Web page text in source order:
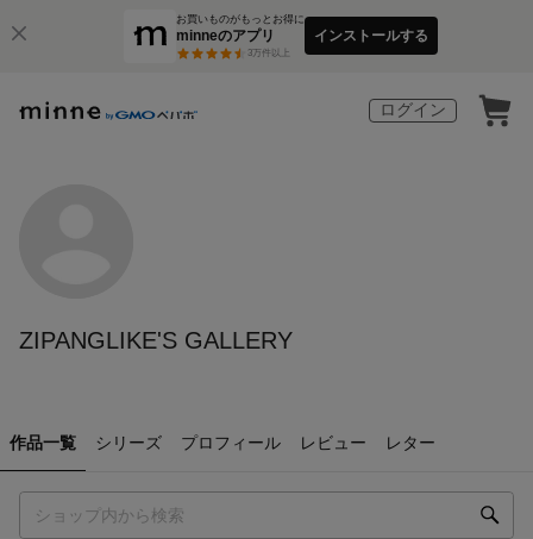
お買いものがもっとお得に
minneのアプリ
3万件以上
インストールする
ログイン
ZIPANGLIKE'S GALLERY
作品一覧 シリーズ プロフィール レビュー レター